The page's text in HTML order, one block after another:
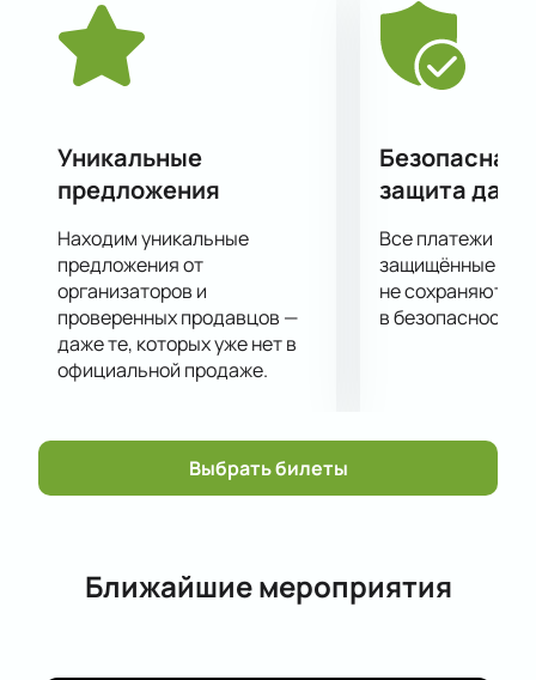
Simple Music Ensemble часто принимает участие в
музыкальных фестивалях разных уровней и
является лауреатом многочисленных премий, а
Уникальные
предложения
Находим уникальные
предложения от
организаторов и
проверенных продавцов —
даже те, которых уже нет в
официальной продаже.
Безопасная
защита
Все платежи
защищённые
не сохраняются
в безопасности.
Выбрать билеты
Ближайшие мероприятия